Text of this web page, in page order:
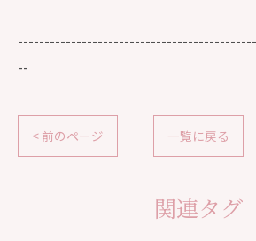
--
< 前のページ 一覧に戻る
関連タグ